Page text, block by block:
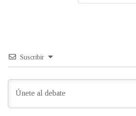
Suscribir